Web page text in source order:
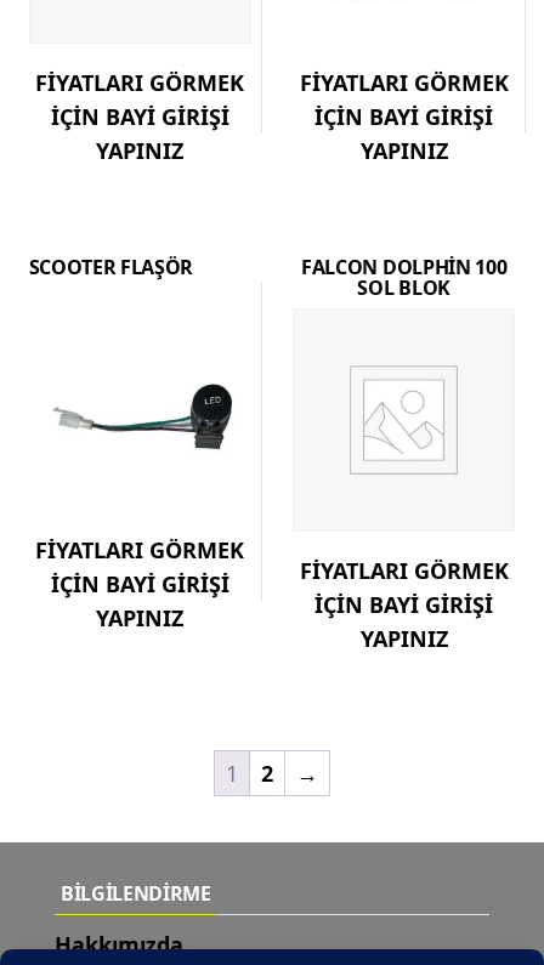
FİYATLARI GÖRMEK
İÇİN BAYİ GİRİŞİ
YAPINIZ
FİYATLARI GÖRMEK
İÇİN BAYİ GİRİŞİ
YAPINIZ
SCOOTER FLAŞÖR
FİYATLARI GÖRMEK
İÇİN BAYİ GİRİŞİ
YAPINIZ
FALCON DOLPHİN 100
SOL BLOK
FİYATLARI GÖRMEK
İÇİN BAYİ GİRİŞİ
YAPINIZ
1 2 →
BİLGİLENDİRME
Hakkımızda